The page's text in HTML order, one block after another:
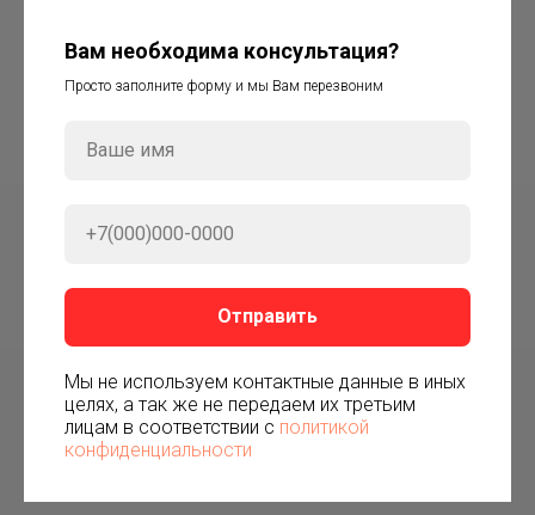
Вам необходима консультация?
Просто заполните форму и мы Вам перезвоним
Отправить
Мы не используем контактные данные в иных
целях, а так же не передаем их третьим
лицам в соответствии с политикой
конфиденциальности